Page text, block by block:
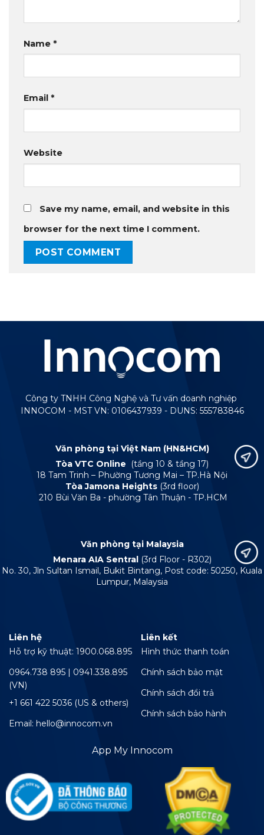
Name *
Email *
Website
Save my name, email, and website in this
browser for the next time I comment.
Công ty TNHH Công Nghệ và Tư vấn doanh nghiệp
INNOCOM - MST VN: 0106437939 - DUNS: 555783846
Văn phòng tại Việt Nam (HN&HCM)
Tòa VTC Online
(tầng 10 & tầng 17)
18 Tam Trinh – Phường Tương Mai – TP.Hà Nội
Tòa Jamona Heights (3rd floor)
210 Bùi Văn Ba - phường Tân Thuận - TP.HCM
Văn phòng tại Malaysia
Menara AIA Sentral (3rd Floor - R302)
No. 30, Jln Sultan Ismail, Bukit Bintang, Post code: 50250, Kuala
Lumpur, Malaysia
Liên hệ
Hỗ trợ kỹ thuật: 1900.068.895
0964.738 895 | 0941.338.895
(VN)
+1 661 422 5036 (US & others)
Email: hello@innocom.vn
Liên kết
Hình thức thanh toán
Chính sách bảo mật
Chính sách đổi trả
Chính sách bảo hành
App My Innocom